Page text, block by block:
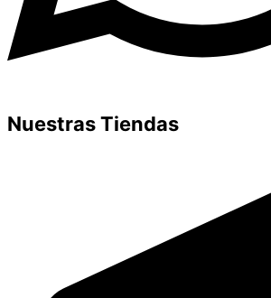
Nuestras Tiendas